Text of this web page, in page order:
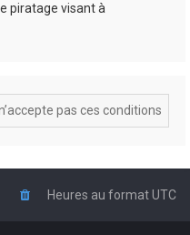
piratage visant à
Heures au formatUTC